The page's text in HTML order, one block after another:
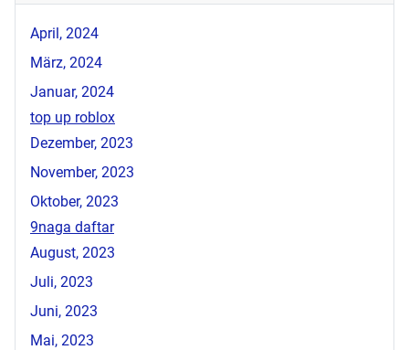
April, 2024
März, 2024
Januar, 2024
top up roblox
Dezember, 2023
November, 2023
Oktober, 2023
9naga daftar
August, 2023
Juli, 2023
Juni, 2023
Mai, 2023